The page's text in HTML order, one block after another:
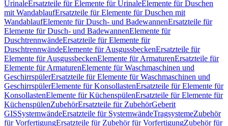
UrinaleErsatzteile für Elemente für UrinaleElemente für Duschen
mit WandablaufErsatzteile für Elemente für Duschen mit
WandablaufElemente für Dusch- und BadewannenErsatzteile für
Elemente für Dusch- und BadewannenElemente für
DuschtrennwändeErsatzteile für Elemente für
DuschtrennwändeElemente für AusgussbeckenErsatzteile für
Elemente für AusgussbeckenElemente für ArmaturenErsatzteile für
Elemente für ArmaturenElemente für Waschmaschinen und
GeschirrspülerErsatzteile für Elemente für Waschmaschinen und
GeschirrspülerElemente für KonsollastenErsatzteile für Elemente für
KonsollastenElemente für KüchenspülenErsatzteile für Elemente für
KüchenspülenZubehörErsatzteile für ZubehörGeberit
GISSystemwändeErsatzteile für SystemwändeTragsystemeZubehör
für VorfertigungErsatzteile für Zubehör für VorfertigungZubehör für